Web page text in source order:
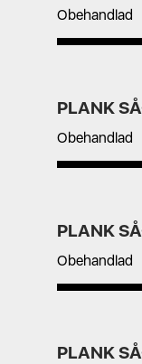
Obehandlad
PLANK
Obehandlad
PLANK
Obehandlad
PLANK